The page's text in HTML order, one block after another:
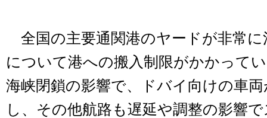
全国の主要通関港のヤードが非常に
について港への搬入制限がかかって
海峡閉鎖の影響で、ドバイ向けの車
し、その他航路も遅延や調整の影響